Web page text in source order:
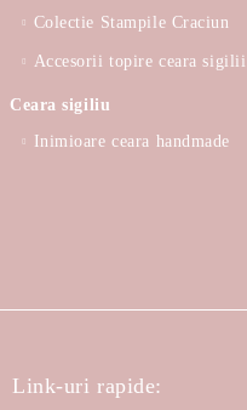
Colectie Stampile Craciun
Accesorii topire ceara sigilii
Ceara sigiliu
Inimioare ceara handmade
Link-uri rapide: